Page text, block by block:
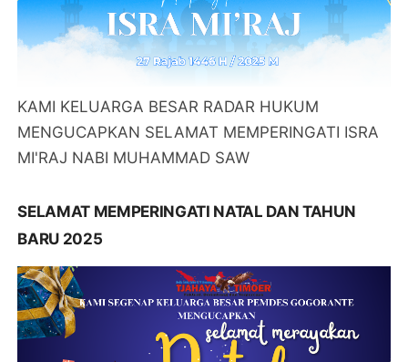
KAMI KELUARGA BESAR RADAR HUKUM
MENGUCAPKAN SELAMAT MEMPERINGATI ISRA
MI'RAJ NABI MUHAMMAD SAW
SELAMAT MEMPERINGATI NATAL DAN TAHUN
BARU 2025